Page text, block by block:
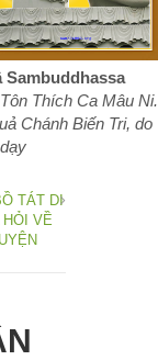
Sambuddhassa
Thích Ca Mâu Ni.
Chánh Biến Tri, do
TÁT DI
VỀ